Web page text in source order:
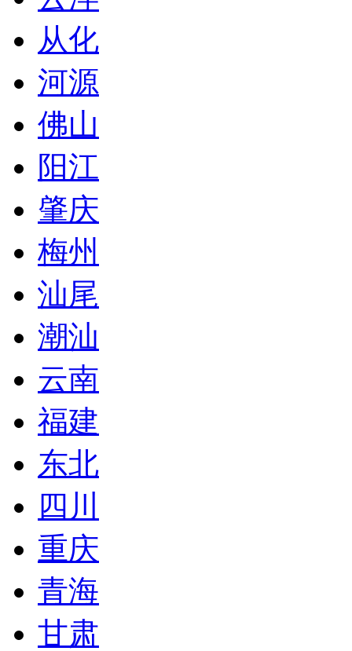
从化
河源
佛山
阳江
肇庆
梅州
汕尾
潮汕
云南
福建
东北
四川
重庆
青海
甘肃